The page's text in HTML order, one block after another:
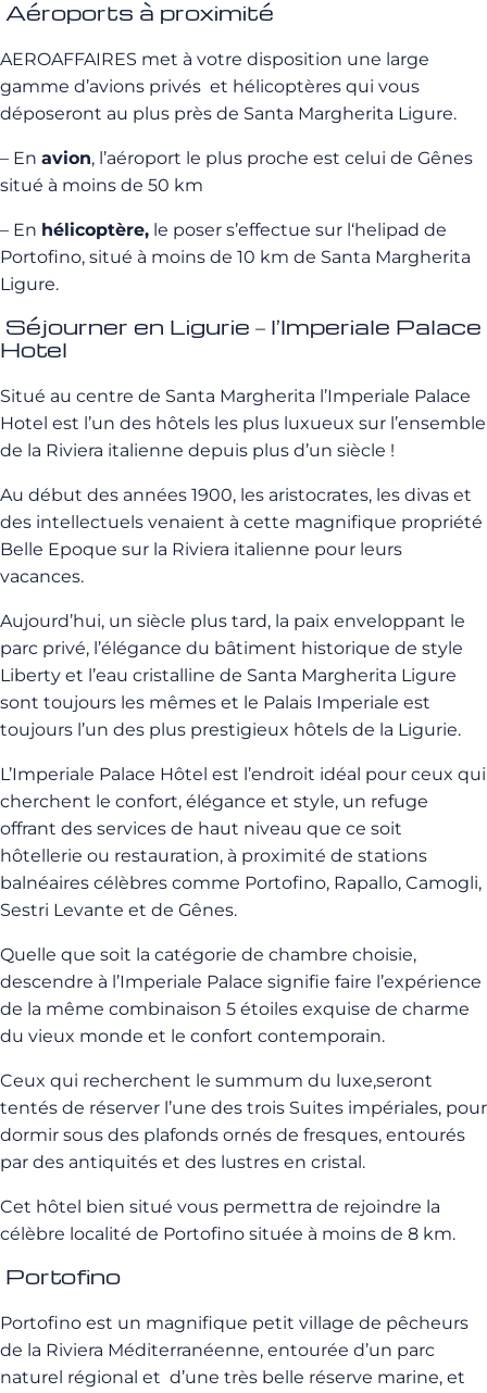
Aéroports à proximité
AEROAFFAIRES met à votre disposition une large
gamme d’avions privés et hélicoptères qui vous
déposeront au plus près de Santa Margherita Ligure.
– En avion, l’aéroport le plus proche est celui de Gênes
situé à moins de 50 km
– En hélicoptère, le poser s’effectue sur l‘helipad de
Portofino, situé à moins de 10 km de Santa Margherita
Ligure.
Séjourner en Ligurie – l’Imperiale Palace
Hotel
Situé au centre de Santa Margherita l’Imperiale Palace
Hotel est l’un des hôtels les plus luxueux sur l’ensemble
de la Riviera italienne depuis plus d’un siècle !
Au début des années 1900, les aristocrates, les divas et
des intellectuels venaient à cette magnifique propriété
Belle Epoque sur la Riviera italienne pour leurs
vacances.
Aujourd’hui, un siècle plus tard, la paix enveloppant le
parc privé, l’élégance du bâtiment historique de style
Liberty et l’eau cristalline de Santa Margherita Ligure
sont toujours les mêmes et le Palais Imperiale est
toujours l’un des plus prestigieux hôtels de la Ligurie.
L’Imperiale Palace Hôtel est l’endroit idéal pour ceux qui
cherchent le confort, élégance et style, un refuge
offrant des services de haut niveau que ce soit
hôtellerie ou restauration, à proximité de stations
balnéaires célèbres comme Portofino, Rapallo, Camogli,
Sestri Levante et de Gênes.
Quelle que soit la catégorie de chambre choisie,
descendre à l’Imperiale Palace signifie faire l’expérience
de la même combinaison 5 étoiles exquise de charme
du vieux monde et le confort contemporain.
Ceux qui recherchent le summum du luxe,seront
tentés de réserver l’une des trois Suites impériales, pour
dormir sous des plafonds ornés de fresques, entourés
par des antiquités et des lustres en cristal.
Cet hôtel bien situé vous permettra de rejoindre la
célèbre localité de Portofino située à moins de 8 km.
Portofino
Portofino est un magnifique petit village de pêcheurs
de la Riviera Méditerranéenne, entourée d’un parc
naturel régional et d’une très belle réserve marine, et